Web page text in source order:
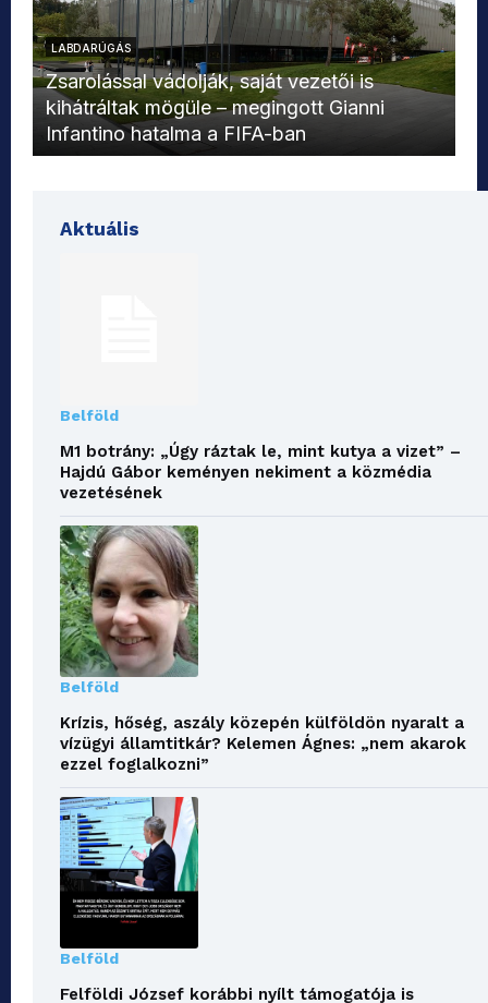
LABDARÚGÁS
Zsarolással vádolják, saját vezetői is
kihátráltak mögüle – megingott Gianni
Infantino hatalma a FIFA-ban
Aktuális
Belföld
M1 botrány: „Úgy ráztak le, mint kutya a vizet” –
Hajdú Gábor keményen nekiment a közmédia
vezetésének
Belföld
Krízis, hőség, aszály közepén külföldön nyaralt a
vízügyi államtitkár? Kelemen Ágnes: „nem akarok
ezzel foglalkozni”
Belföld
Felföldi József korábbi nyílt támogatója is